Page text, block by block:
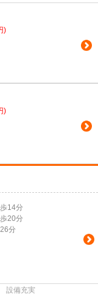
)
)
14分
20分
分
設備充実